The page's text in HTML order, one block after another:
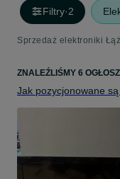
Filtry·2
Sprzedaż elektroniki
ZNALEŹLIŚMY 6
Jak pozycjonowane są